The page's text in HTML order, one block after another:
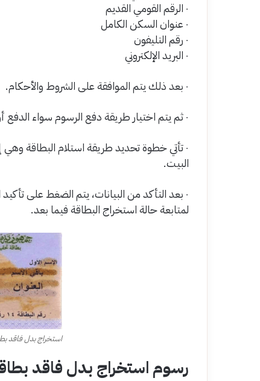
٠ الرقم القومي القديم
٠ عنوان السكن الكامل
٠ رقم التليفون
٠ البريد الإلكتروني
٠ بعد ذلك يتم الموافقة على الشروط والأحكام.
٠ ثم يتم اختيار طريقة دفع الرسوم سواء الدفع أونلاين بالبطاقة البنكية، أو الدفع عند الاستلام.
٠ تأتي خطوة تحديد طريقة استلام البطاقة
البيت.
٠ بعد التأكد من البيانات، يتم الضغط على
لمتابعة حالة استخراج البطاقة فيما بعد.
استخراج بدل فاقد
رسوم استخراج بدل فاقد